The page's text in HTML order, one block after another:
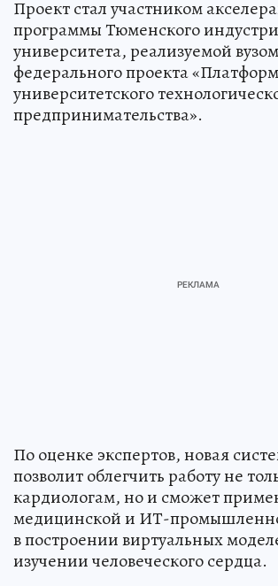
Проект стал участником
программы Тюменского
университета, реализуемой
федерального проекта
университетского
предпринимательства».
По оценке экспертов, новая
позволит облегчить работу не
кардиологам, но и сможет
медицинской и ИТ-
в построении виртуальных
изучении человеческого сердца.